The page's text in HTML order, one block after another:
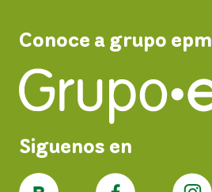
Conoce a grupo epm
Siguenos en